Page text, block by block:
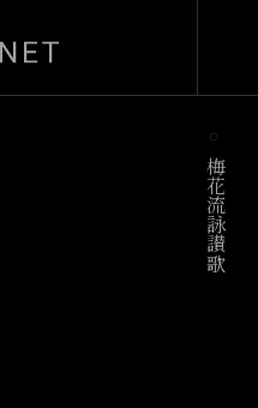
梅花流詠讃歌